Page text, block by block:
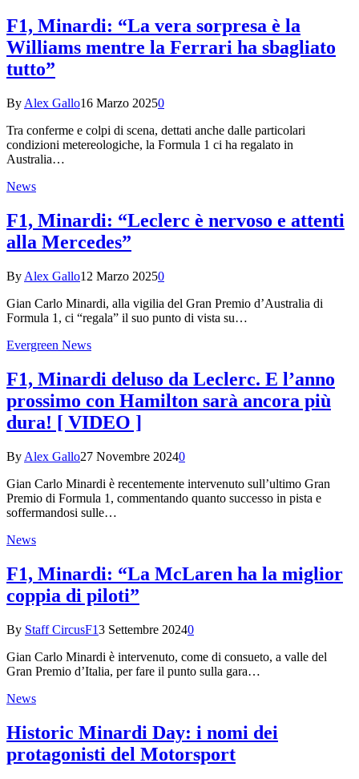
F1, Minardi: “La vera sorpresa è la
Williams mentre la Ferrari ha sbagliato
tutto”
By Alex Gallo16 Marzo 20250
Tra conferme e colpi di scena, dettati anche dalle particolari
condizioni metereologiche, la Formula 1 ci ha regalato in
Australia…
News
F1, Minardi: “Leclerc è nervoso e attenti
alla Mercedes”
By Alex Gallo12 Marzo 20250
Gian Carlo Minardi, alla vigilia del Gran Premio d’Australia di
Formula 1, ci “regala” il suo punto di vista su…
Evergreen News
F1, Minardi deluso da Leclerc. E l’anno
prossimo con Hamilton sarà ancora più
dura! [ VIDEO ]
By Alex Gallo27 Novembre 20240
Gian Carlo Minardi è recentemente intervenuto sull’ultimo Gran
Premio di Formula 1, commentando quanto successo in pista e
soffermandosi sulle…
News
F1, Minardi: “La McLaren ha la miglior
coppia di piloti”
By Staff CircusF13 Settembre 20240
Gian Carlo Minardi è intervenuto, come di consueto, a valle del
Gran Premio d’Italia, per fare il punto sulla gara…
News
Historic Minardi Day: i nomi dei
protagonisti del Motorsport